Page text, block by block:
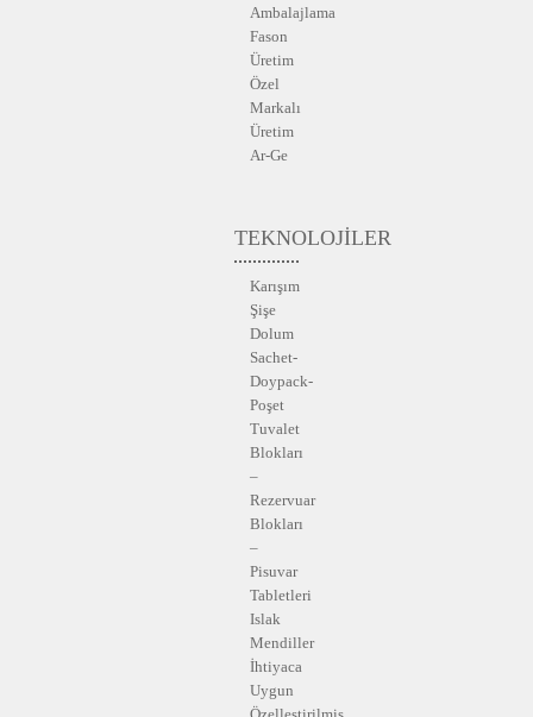
Ambalajlama
Fason
Üretim
Özel
Markalı
Üretim
Ar-Ge
TEKNOLOJİLER
Karışım
Şişe
Dolum
Sachet-
Doypack-
Poşet
Tuvalet
Blokları
–
Rezervuar
Blokları
–
Pisuvar
Tabletleri
Islak
Mendiller
İhtiyaca
Uygun